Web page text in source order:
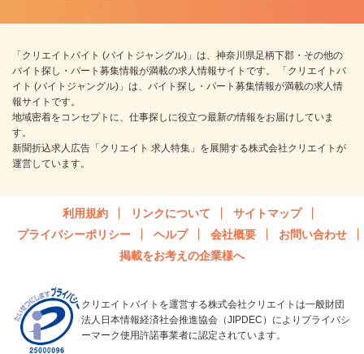
「クリエイトバイト (バイトジャングル)」は、神奈川県足柄下郡・その他の
バイト探し・パート募集情報が満載の求人情報サイトです。 「クリエイトバ
イト (バイトジャングル)」は、バイト探し・パート募集情報が満載の求人情
報サイトです。
地域密着をコンセプトに、仕事探しに役立つ最新の情報をお届けしていま
す。
新聞折込求人広告「クリエイト 求人特集」を展開する株式会社クリエイトが
運営しています。
利用規約 リンクについて
サイトマップ
プライバシーポリシー
ヘルプ 会社概要
お問い合わせ
掲載をお考えの企業様へ
クリエイトバイトを運営する株式会社クリエイトは一般財団
法人日本情報経済社会推進協会（JIPDEC）によりプライバシ
ーマーク使用許諾事業者に認定されています。